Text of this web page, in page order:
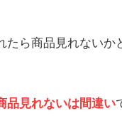
ら商品見れないか
品見れないは間違い